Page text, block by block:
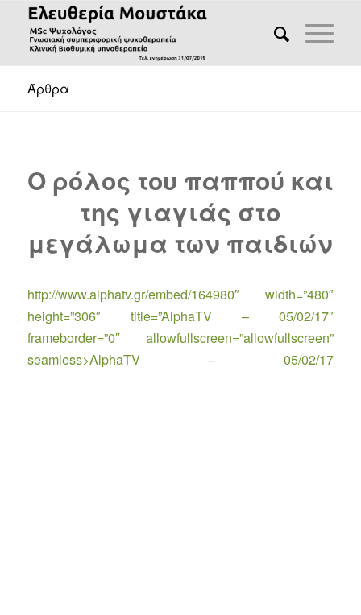
Άρθρα
Ο ρόλος του παππού και
της γιαγιάς στο
μεγάλωμα των παιδιών
http://www.alphatv.gr/embed/164980″ width=”480″
height=”306″ title=”AlphaTV – 05/02/17″
frameborder=”0″ allowfullscreen=”allowfullscreen”
seamless>AlphaTV – 05/02/17